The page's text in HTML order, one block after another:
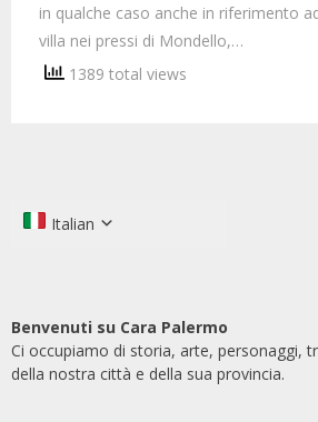
in qualche caso anche in riferimento
villa nei pressi di Mondello,…
1389 total views
Italian
Benvenuti su Cara Palermo
Ci occupiamo di storia, arte, personaggi,
della nostra città e della sua provincia.